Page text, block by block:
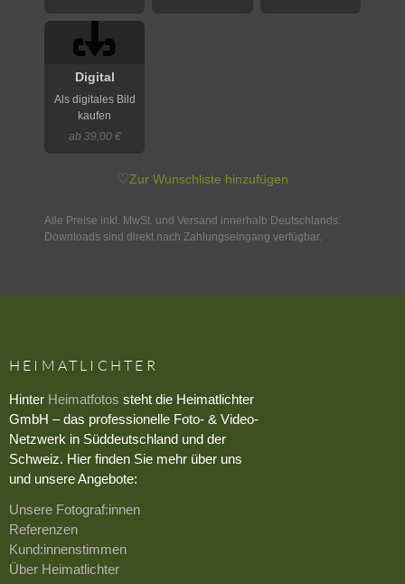
Digital
Als digitales Bild
kaufen
ab 39,00 €
♡Zur Wunschliste hinzufügen
Alle Preise inkl. MwSt. und Versand innerhalb Deutschlands.
Downloads sind direkt nach Zahlungseingang verfügbar.
HEIMATLICHTER
Hinter Heimatfotos steht die Heimatlichter
GmbH – das professionelle Foto- & Video-
Netzwerk in Süddeutschland und der
Schweiz. Hier finden Sie mehr über uns
und unsere Angebote:
Unsere Fotograf:innen
Referenzen
Kund:innenstimmen
Über Heimatlichter